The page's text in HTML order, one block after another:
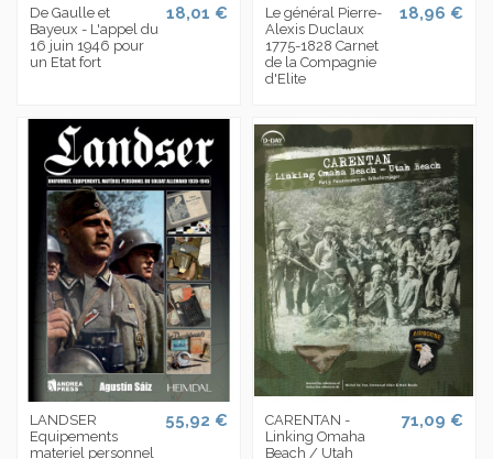
De Gaulle et
Bayeux - L'appel du
16 juin 1946 pour
un Etat fort
18,01 €
Le général Pierre-
Alexis Duclaux
1775-1828 Carnet
de la Compagnie
d'Elite
18,96 €
LANDSER
Equipements
materiel personnel
55,92 €
CARENTAN -
Linking Omaha
Beach / Utah
71,09 €